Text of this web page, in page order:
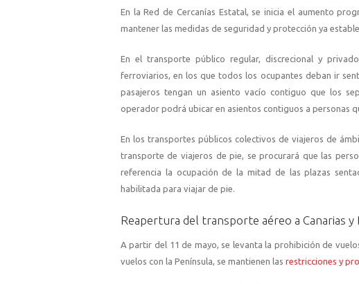
En la Red de Cercanías Estatal, se inicia el aumento
mantener las medidas de seguridad y protección ya
En el transporte público regular, discrecional y
ferroviarios, en los que todos los ocupantes deban ir
pasajeros tengan un asiento vacío contiguo que los
operador podrá ubicar en asientos contiguos a personas
En los transportes públicos colectivos de viajeros de
transporte de viajeros de pie, se procurará que las
referencia la ocupación de la mitad de las plazas
habilitada para viajar de pie.
Reapertura del transporte aéreo a Canarias y
A partir del 11 de mayo, se levanta la prohibición de
vuelos con la Península, se mantienen las restricciones y